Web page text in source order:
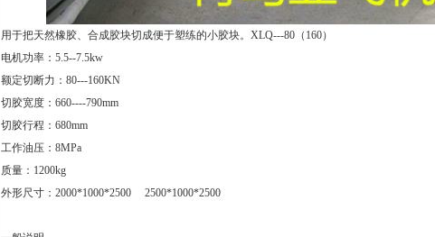
用于把天然橡胶、合成胶块切成便于塑练的小胶块。XLQ---80（160）
电机功率：5.5--7.5kw
额定切断力：80---160KN
切胶宽度：660----790mm
切胶行程：680mm
工作油压：8MPa
质量：1200kg
外形尺寸：2000*1000*2500 2500*1000*2500